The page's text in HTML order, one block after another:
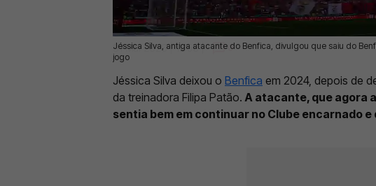
Jéssica Silva, antiga atacante do Benfica, divulgou que saiu do
jogo
31 Mai 2026 | 12:56 | 0
Jéssica Silva deixou o Benfica em 2024, depois de
da treinadora Filipa Patão. A atacante, que agora
sentia bem em continuar no Clube encarnado